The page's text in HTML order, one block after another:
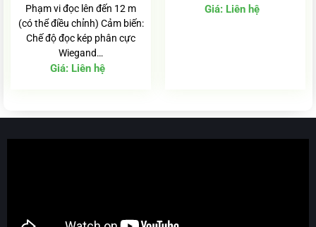
Phạm vi đọc lên đến 12 m
(có thể điều chỉnh) Cảm biến:
Chế độ đọc kép phân cực
Wiegand…
Giá: Liên hệ
Giá: Liên hệ